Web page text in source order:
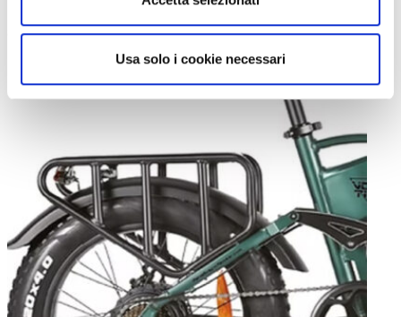
Usa solo i cookie necessari
posteriore con luce freno erobusto portapacchi posteriore in
alluminio integrato.